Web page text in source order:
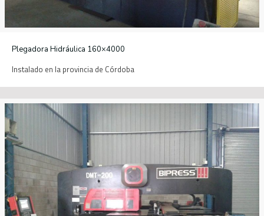
Plegadora Hidráulica 160×4000
Instalado en la provincia de Córdoba